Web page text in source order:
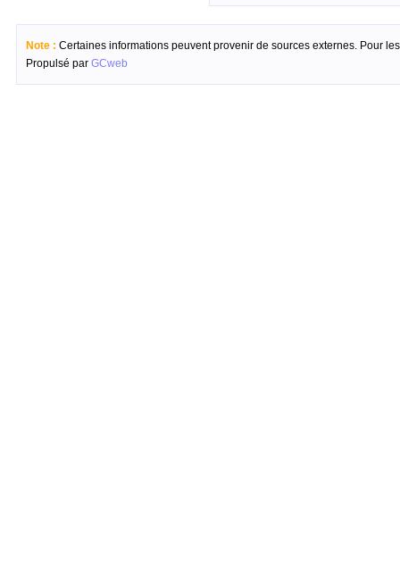
Note : Certaines informations peuvent provenir de sources externes. Pour
Propulsé par GCweb